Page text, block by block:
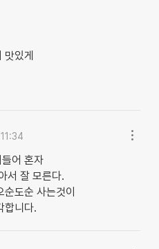
있게
어 혼자
서 잘 모른다.
도순 사는것이
합니다.